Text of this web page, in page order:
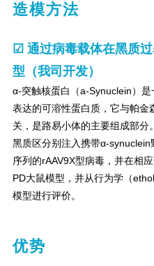
造模方法
☑ 通过病毒载体在黑质
型（我司开发）
α-突触核蛋白（a-Synuclein）
表达的可溶性蛋白质，它与帕金
关，是路易小体的主要组成部
黑质区分别注入携带α-synuclein
序列的rAAV9X型病毒，并在相
PD大鼠模型，并从行为学（
模型进行评价。
优势